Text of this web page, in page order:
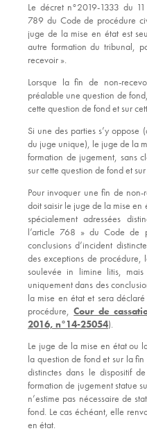
Le décret n°2019-1333 du
789 du Code de procédure
juge de la mise en état est
autre formation du tribunal,
recevoir ».
Lorsque la fin de non-
préalable une question de
cette question de fond et sur
Si une des parties s’y oppose
du juge unique), le juge de la
formation de jugement, sans
sur cette question de fond et
Pour invoquer une fin de
doit saisir le juge de la mise en
spécialement adressées
l’article 768 » du Code de
conclusions d’incident
des exceptions de procédure,
soulevée in limine litis, mais
uniquement dans des
la mise en état et sera
procédure,Cour de
2016, n°14-25054).
Le juge de la mise en état ou
la question de fond et sur la
distinctes dans le dispositif
formation de jugement statue
n’estime pas nécessaire de
fond. Le cas échéant, elle
en état.